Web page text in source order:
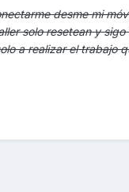
desme mi
solo resetean y
a realizar el trabajo